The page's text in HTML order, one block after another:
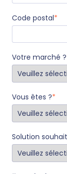
Code postal*
Votre marché ?
Vous êtes ?*
Solution